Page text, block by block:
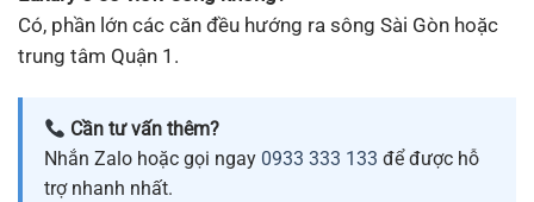
Có, phần lớn các căn đều hướng ra sông Sài Gòn hoặc
trung tâm Quận 1.
Cần tư vấn thêm?
Nhắn Zalo hoặc gọi ngay 0933 333 133 để được hỗ
trợ nhanh nhất.